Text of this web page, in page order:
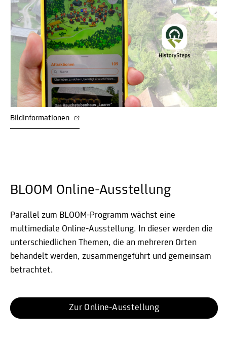
Bildinformationen
BLOOM Online-Ausstellung
Parallel zum BLOOM-Programm wächst eine
multimediale Online-Ausstellung. In dieser werden die
unterschiedlichen Themen, die an mehreren Orten
behandelt werden, zusammengeführt und gemeinsam
betrachtet.
Zur Online-Ausstellung